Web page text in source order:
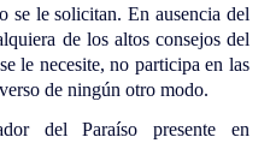
se le solicitan. En ausencia del
de los altos consejos del
le necesite, no participa en las
de ningún otro modo.
del Paraíso presente en